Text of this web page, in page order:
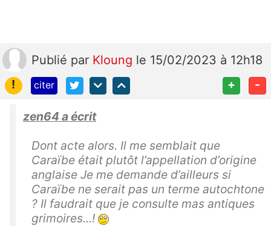
Publié par Kloung le 15/02/2023 à 12h18
!
citer + -
zen64 a écrit
Dont acte alors. Il me semblait que
Caraïbe était plutôt l’appellation d’origine
anglaise Je me demande d’ailleurs si
Caraïbe ne serait pas un terme autochtone
? Il faudrait que je consulte mas antiques
grimoires...!